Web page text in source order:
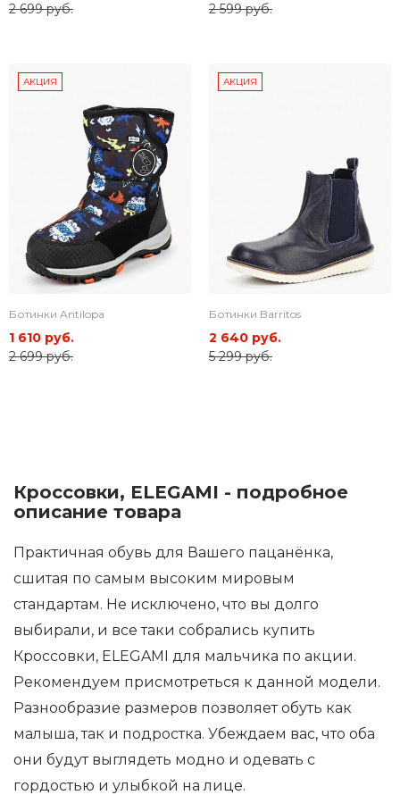
2 699 руб. 2 599 руб.
АКЦИЯ
Ботинки Antilopa
1 610 руб.
2 699 руб.
АКЦИЯ
Ботинки Barritos
2 640 руб.
5 299 руб.
Кроссовки, ELEGAMI - подробное
описание товара
Практичная обувь для Вашего пацанёнка,
сшитая по самым высоким мировым
стандартам. Не исключено, что вы долго
выбирали, и все таки собрались купить
Кроссовки, ELEGAMI для мальчика по акции.
Рекомендуем присмотреться к данной модели.
Разнообразие размеров позволяет обуть как
малыша, так и подростка. Убеждаем вас, что оба
они будут выглядеть модно и одевать с
гордостью и улыбкой на лице.